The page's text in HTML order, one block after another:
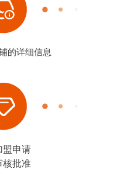
的详细信息
盟申请
核批准